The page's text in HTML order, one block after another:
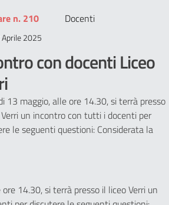
n. 210
Docenti
2025
con docenti Liceo
13 maggio, alle ore 14.30, si terrà presso
un incontro con tutti i docenti per
le seguenti questioni: Considerata la
14.30, si terrà presso il liceo Verri un